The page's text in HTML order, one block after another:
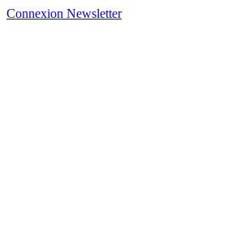
Connexion Newsletter